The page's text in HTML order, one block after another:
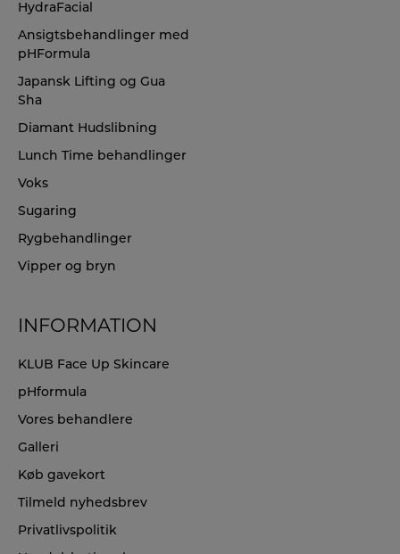
HydraFacial
Ansigtsbehandlinger med
pHFormula
Japansk Lifting og Gua
Sha
Diamant Hudslibning
Lunch Time behandlinger
Voks
Sugaring
Rygbehandlinger
Vipper og bryn
INFORMATION
KLUB Face Up Skincare
pHformula
Vores behandlere
Galleri
Køb gavekort
Tilmeld nyhedsbrev
Privatlivspolitik